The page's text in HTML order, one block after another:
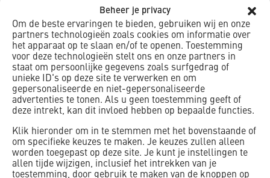
Beheer je privacy
Om de beste ervaringen te bieden, gebruiken wij en onze
partners technologieën zoals cookies om informatie over
het apparaat op te slaan en/of te openen. Toestemming
voor deze technologieën stelt ons en onze partners in
staat om persoonlijke gegevens zoals surfgedrag of
unieke ID's op deze site te verwerken en om
gepersonaliseerde en niet-gepersonaliseerde
advertenties te tonen. Als u geen toestemming geeft of
deze intrekt, kan dit invloed hebben op bepaalde functies.
Klik hieronder om in te stemmen met het bovenstaande of
om specifieke keuzes te maken. Je keuzes zullen alleen
worden toegepast op deze site. Je kunt je instellingen te
allen tijde wijzigen, inclusief het intrekken van je
toestemming, door gebruik te maken van de knoppen op
Realisatie bouwkuip Noordwest
ziekenhuisgroep
Alkmaar